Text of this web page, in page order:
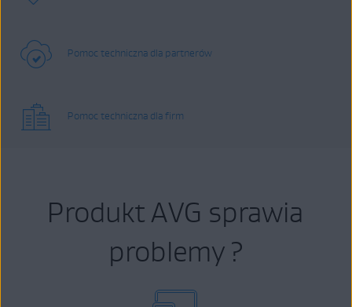
Pomoc techniczna dla partnerów
Pomoc techniczna dla firm
Produkt AVG sprawia
problemy ?